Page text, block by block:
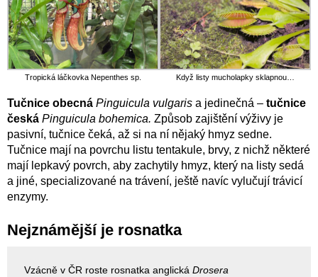
Tropická láčkovka Nepenthes sp. Když listy mucholapky sklapnou…
Tučnice obecná Pinguicula vulgaris a jedinečná – tučnice
česká Pinguicula bohemica. Způsob zajištění výživy je
pasivní, tučnice čeká, až si na ní nějaký hmyz sedne.
Tučnice mají na povrchu listu tentakule, brvy, z nichž některé
mají lepkavý povrch, aby zachytily hmyz, který na listy sedá
a jiné, specializované na trávení, ještě navíc vylučují trávicí
enzymy.
Nejznámější je rosnatka
Vzácně v ČR roste rosnatka anglická Drosera